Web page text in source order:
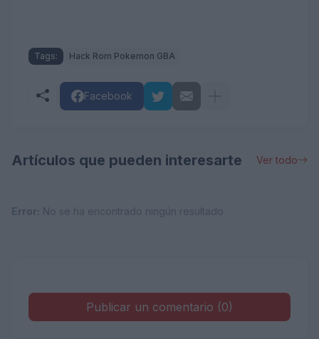
Tags: Hack Rom Pokemon GBA
Facebook
Artículos que pueden interesarte Ver todo
Error: No se ha encontrado ningún resultado
Publicar un comentario (0)